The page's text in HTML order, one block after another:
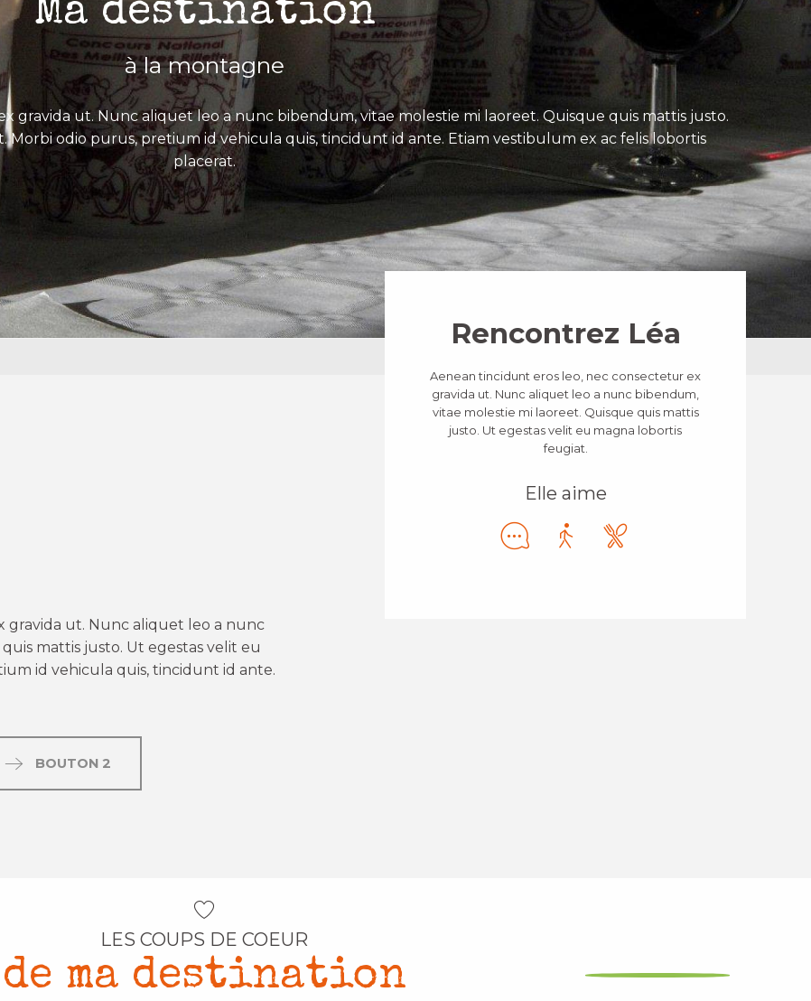
Ma destination
à la montagne
gravida ut. Nunc aliquet leo a nunc bibendum, vitae molestie mi laoreet. Quisque quis mattis justo.
Morbi odio purus, pretium id vehicula quis, tincidunt id ante. Etiam vestibulum ex ac felis lobortis
placerat.
aux favoris
gravida ut. Nunc aliquet leo a nunc
mattis justo. Ut egestas velit eu
id vehicula quis, tincidunt id ante.
BOUTON 2
Rencontrez Léa
Aenean tincidunt eros leo, nec consectetur ex
gravida ut. Nunc aliquet leo a nunc bibendum,
vitae molestie mi laoreet. Quisque quis mattis
justo. Ut egestas velit eu magna lobortis
feugiat.
Elle aime
LES COUPS DE COEUR
de ma destination